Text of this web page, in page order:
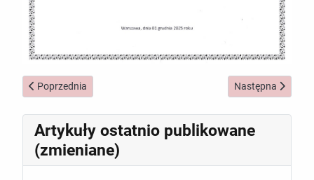
Poprzednia strona: Projekt Mov-e oceniony bardzo wysoko przez
Poprzednia Następna strona:
Następna
Artykuły ostatnio publikowane
(zmieniane)